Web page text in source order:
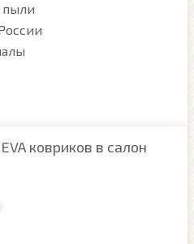
пыли
ковриков в салон